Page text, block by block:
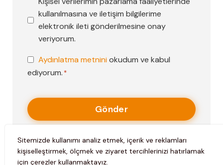
Faaliyetleri
Onayı
kullanılmasına ve iletişim bilgilerime
elektronik ileti gönderilmesine onay
veriyorum.
KVKK
Onayı
Aydınlatma metnini okudum ve kabul
ediyorum. *
Sitemizde kullanımı analiz etmek, içerik ve reklamları
kişiselleştirmek, ölçmek ve ziyaret tercihlerinizi hatırlamak
için çerezler kullanmaktayız.